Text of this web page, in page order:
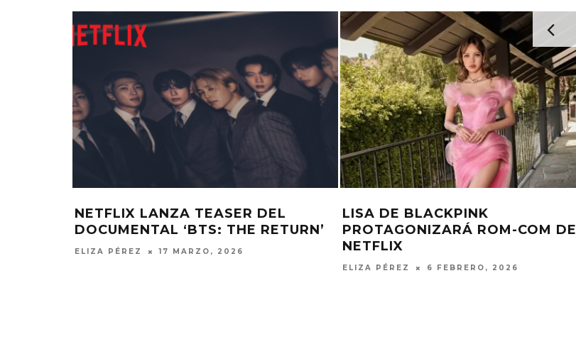
NETFLIX LANZA TEASER DEL
DOCUMENTAL ‘BTS: THE RETURN’
ELIZA PÉREZ 17 MARZO, 2026
LISA DE BLACKPINK
PROTAGONIZARÁ ROM-COM DE
NETFLIX
ELIZA PÉREZ 6 FEBRERO, 2026